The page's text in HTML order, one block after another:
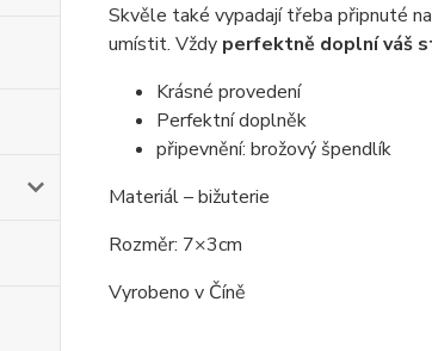
Skvěle také vypadají třeba připnuté
umístit. Vždy perfektně doplní váš
Krásné provedení
Perfektní doplněk
připevnění: brožový špendlík
Materiál – bižuterie
Rozměr: 7×3cm
Vyrobeno v Číně